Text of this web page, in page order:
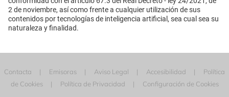
2 de noviembre, así como frente a cualquier utilización de sus
contenidos por tecnologías de inteligencia artificial, sea cual sea su
naturaleza y finalidad.
Contacta Emisoras Aviso Legal Accesibilidad
Política
de Cookies
Política de Privacidad Configuración de Cookies